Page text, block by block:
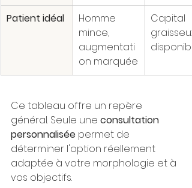
Patient idéal
Homme
mince,
augmentati
on marquée
Capital
graisseux
Ce tableau offre un repère
général. Seule une consultation
personnalisée permet de
déterminer l'option réellement
adaptée à votre morphologie et à
vos objectifs.